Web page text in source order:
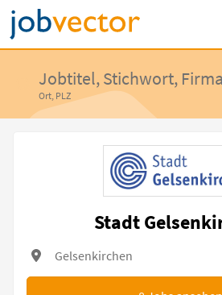
Jobtitel, Stichwort, Firma
Ort, PLZ
Stadt
Gelsenkirchen